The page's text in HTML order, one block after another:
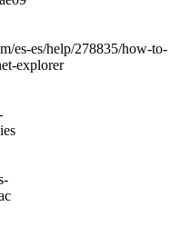
es-es/help/278835/how-to-
explorer